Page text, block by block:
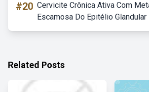
#20 Cervicite Crônica Ativa Com
Escamosa Do Epitélio Glandular
Related Posts